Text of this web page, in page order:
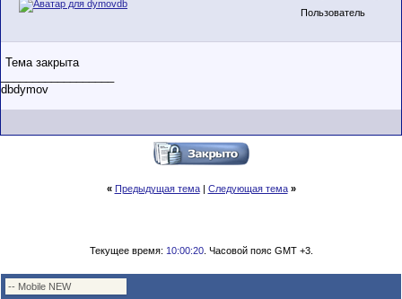
Пользователь
Тема закрыта
dbdymov
« Предыдущая тема| Следующая тема »
Текущее время: 10:00:20. Часовой пояс GMT +3.